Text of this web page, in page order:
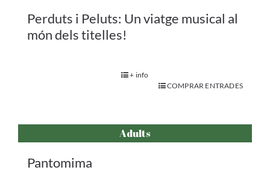
Perduts i Peluts: Un viatge musical al
món dels titelles!
+ info
COMPRAR ENTRADES
Adults
Pantomima